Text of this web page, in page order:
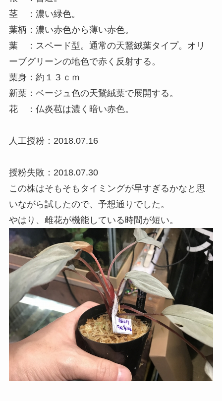
茎 ：濃い緑色。
葉柄：濃い赤色から薄い赤色。
葉 ：スペード型。通常の天鵞絨葉タイプ。オリ
ーブグリーンの地色で赤く反射する。
葉身：約１３ｃｍ
新葉：ベージュ色の天鵞絨葉で展開する。
花 ：仏炎苞は濃く暗い赤色。
人工授粉：2018.07.16
授粉失敗：2018.07.30
この株はそもそもタイミングが早すぎるかなと思
いながら試したので、予想通りでした。
やはり、雌花が機能している時間が短い。